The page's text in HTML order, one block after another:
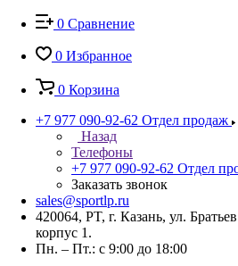
0 Сравнение
0 Избранное
0 Корзина
+7 977 090-92-62 Отдел продаж
Назад
Телефоны
+7 977 090-92-62 Отдел
Заказать звонок
sales@sportlp.ru
420064, PT, г. Казань, ул.
корпус 1.
Пн. – Пт.: с 9:00 до 18:00